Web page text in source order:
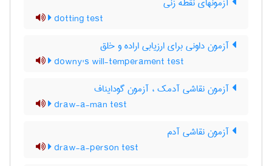
dotting test
آزمون داونی برای ارزیابی اراده و خلق
downy's will-temperament test
آزمون نقاشی آدمک ، آزمون گودایناف
draw-a-man test
آزمون نقاشی آدم
draw-a-person test